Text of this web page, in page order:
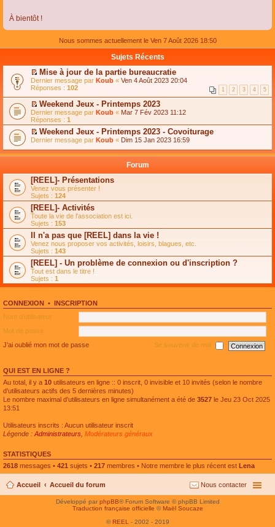
À bientôt !
Nous sommes actuellement le Ven 7 Août 2026 18:50
Sujets Récents
C
o
n
s
u
l
t
e
r
l
e
s
s
a
g
e
n
o
n
l
u
l
e
p
l
u
s
é
c
e
n
t
Mise à jour de la partie bureaucratie
Dernier message par Koub « Ven 4 Août 2023 20:04
Réponses : 102 1 2 3 4 5
C
o
n
s
u
t
l
e
m
e
s
s
a
g
e
n
o
n
l
u
l
e
l
u
s
é
e
Weekend Jeux - Printemps 2023
Dernier message par Koub « Mar 7 Fév 2023 11:12
Réponses : 1
C
n
l
t
e
r
l
e
m
e
s
s
a
g
e
n
o
n
u
l
e
l
s
e
n
t
Weekend Jeux - Printemps 2023 - Covoiturage
Dernier message par Koub « Dim 15 Jan 2023 16:59
Forum
[REEL]- Présentations
Venez vous présenter !
Sujets : 124
[REEL]- Activités
Toute la vie de l'association est ici.
Sujets : 153
Il n'a pas que [REEL] dans la vie !
Venez nous proposer vos activités, loisirs, blagues, etc.
Sujets : 143
[REEL] - Un problème de connexion ou d'inscription ?
Tout est dans le titre !
Sujets : 1
CONNEXION • INSCRIPTION
Nom d’utilisateur :
Mot de passe :
J’ai oublié mon mot de passe
Se souvenir de moi
QUI EST EN LIGNE ?
Au total, il y a 10 utilisateurs en ligne :: 0 inscrit, 0 invisible et 10 invités (selon le nombre
d’utilisateurs actifs des 5 dernières minutes)
Le nombre maximal d’utilisateurs en ligne simultanément a été de 3527 le Jeu 23 Oct 2025
13:51
Utilisateurs inscrits : Aucun utilisateur inscrit
Légende : Administrateurs Modérateurs généraux
STATISTIQUES
2618 messages • 421 sujets • 217 membres • Notre membre le plus récent est Lena
Accueil Accueil du forum Nous contacter
Développé parphpBB® Forum Software © phpBB Limited
Traduction française officielle © Maël Soucaze
© REEL - 2002 - 2019